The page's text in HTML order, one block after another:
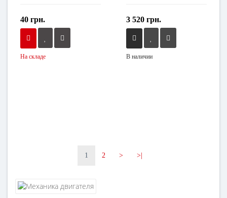
40 грн.
На складе
3 520 грн.
В наличии
1 2 > >|